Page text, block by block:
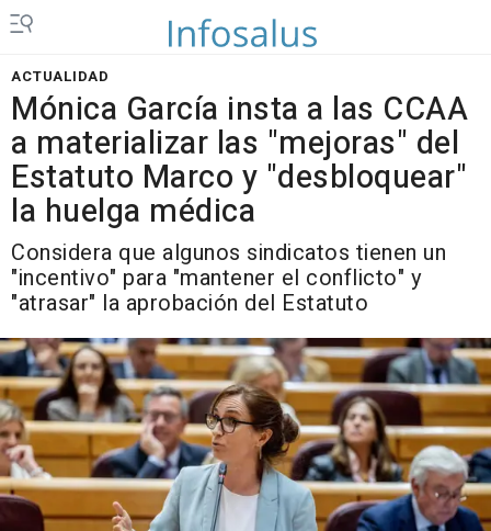
ACTUALIDAD
Mónica García insta a las CCAA
a materializar las "mejoras" del
Estatuto Marco y "desbloquear"
la huelga médica
Considera que algunos sindicatos tienen un
"incentivo" para "mantener el conflicto" y
"atrasar" la aprobación del Estatuto